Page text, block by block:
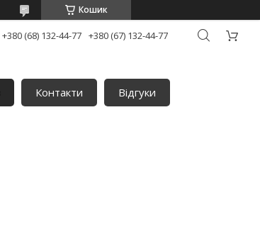
Кошик
+380 (68) 132-44-77 +380 (67) 132-44-77
Контакти
Відгуки